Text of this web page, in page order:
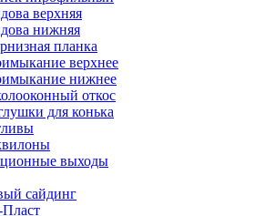
верхняя
нижняя
планка
верхнее
нижнее
откос
для конька
выходы
сайдинг